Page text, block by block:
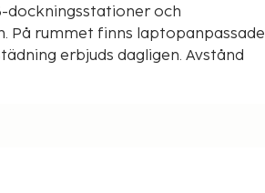
dockningsstationer och
På rummet finns laptopanpassade
erbjuds dagligen. Avstånd